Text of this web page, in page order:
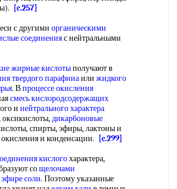
[c.257]
с другими органическими
соединенияс нейтральными
жирные кислотыполучают в
твердого парафинаили жидкого
. Впроцессе окисления
смесь кислородсодержащих
и нейтрального характера
оксикислоты,дикарбоновые
спирты, эфиры, лактоны и
окисления и конденсации.
[c.299]
кислогохарактера,
сощелочами
эфире соли. Поэтому указанные